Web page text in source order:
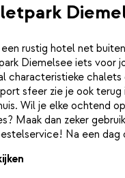
rustig hotel net
Diemelsee iets voor
characteristieke
sfeer zie je ook
Wil je elke ochtend
Maak dan zeker
Na een dag
een glas glühwein in de
Prik in de avond